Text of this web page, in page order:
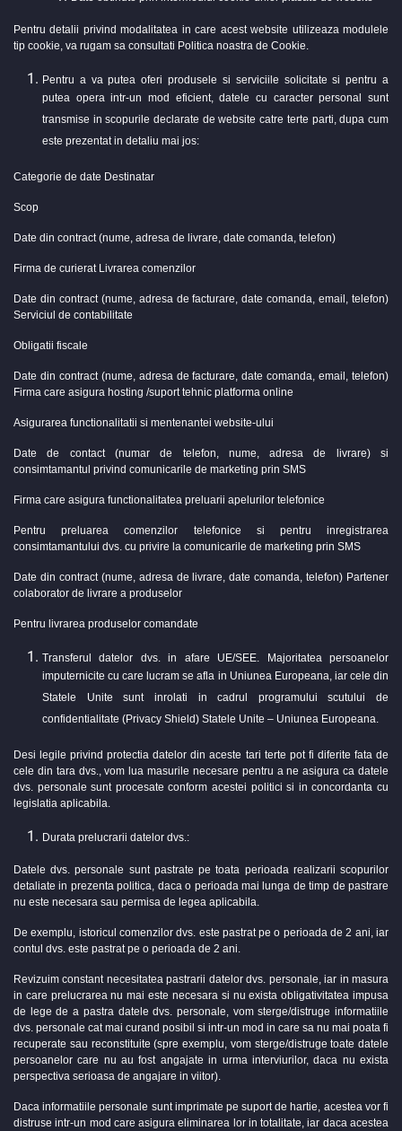
Pentru detalii privind modalitatea in care acest website utilizeaza modulele
tip cookie, va rugam sa consultati Politica noastra de Cookie.
Pentru a va putea oferi produsele si serviciile solicitate si pentru a
putea opera intr-un mod eficient, datele cu caracter personal sunt
transmise in scopurile declarate de website catre terte parti, dupa cum
este prezentat in detaliu mai jos:
Categorie de date Destinatar
Scop
Date din contract (nume, adresa de livrare, date comanda, telefon)
Firma de curierat Livrarea comenzilor
Date din contract (nume, adresa de facturare, date comanda, email, telefon)
Serviciul de contabilitate
Obligatii fiscale
Date din contract (nume, adresa de facturare, date comanda, email, telefon)
Firma care asigura hosting /suport tehnic platforma online
Asigurarea functionalitatii si mentenantei website-ului
Date de contact (numar de telefon, nume, adresa de livrare) si
consimtamantul privind comunicarile de marketing prin SMS
Firma care asigura functionalitatea preluarii apelurilor telefonice
Pentru preluarea comenzilor telefonice si pentru inregistrarea
consimtamantului dvs. cu privire la comunicarile de marketing prin SMS
Date din contract (nume, adresa de livrare, date comanda, telefon) Partener
colaborator de livrare a produselor
Pentru livrarea produselor comandate
Transferul datelor dvs. in afare UE/SEE. Majoritatea persoanelor
imputernicite cu care lucram se afla in Uniunea Europeana, iar cele din
Statele Unite sunt inrolati in cadrul programului scutului de
confidentialitate (Privacy Shield) Statele Unite – Uniunea Europeana.
Desi legile privind protectia datelor din aceste tari terte pot fi diferite fata de
cele din tara dvs., vom lua masurile necesare pentru a ne asigura ca datele
dvs. personale sunt procesate conform acestei politici si in concordanta cu
legislatia aplicabila.
Durata prelucrarii datelor dvs.:
Datele dvs. personale sunt pastrate pe toata perioada realizarii scopurilor
detaliate in prezenta politica, daca o perioada mai lunga de timp de pastrare
nu este necesara sau permisa de legea aplicabila.
De exemplu, istoricul comenzilor dvs. este pastrat pe o perioada de 2 ani, iar
contul dvs. este pastrat pe o perioada de 2 ani.
Revizuim constant necesitatea pastrarii datelor dvs. personale, iar in masura
in care prelucrarea nu mai este necesara si nu exista obligativitatea impusa
de lege de a pastra datele dvs. personale, vom sterge/distruge informatiile
dvs. personale cat mai curand posibil si intr-un mod in care sa nu mai poata fi
recuperate sau reconstituite (spre exemplu, vom sterge/distruge toate datele
persoanelor care nu au fost angajate in urma interviurilor, daca nu exista
perspectiva serioasa de angajare in viitor).
Daca informatiile personale sunt imprimate pe suport de hartie, acestea vor fi
distruse intr-un mod care asigura eliminarea lor in totalitate, iar daca acestea